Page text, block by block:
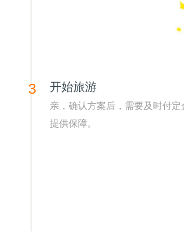
3 开始旅游
亲，确认方案后，需要及时付
提供保障。